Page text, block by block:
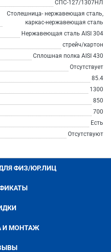
СПС-127/1307НЛ
Столешница- нержавеющая сталь,
каркас-нержавеющая сталь
Нержавеющая сталь AISI 304
стрейч/картон
Сплошная полка AISI 430
Отсутствует
85.4
1300
850
700
Есть
Отсутствуют
ФИЗ/ЮР.ЛИЦ
И МОНТАЖ